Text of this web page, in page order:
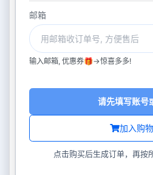
邮箱
输入邮箱, 优惠券🎁->惊喜多多!
加入购
请先填写账号
点击购买后生成订单，再按